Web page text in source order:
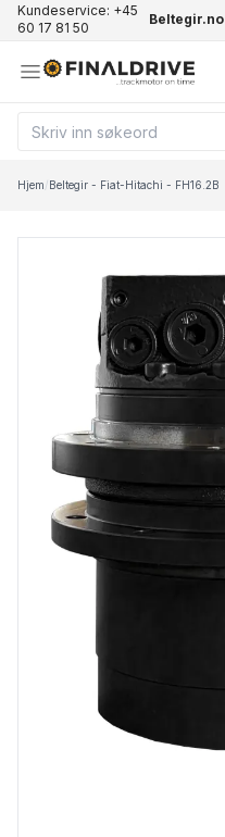
Kundeservice: +45
60 17 81 50
Beltegir.no
Hjem/Beltegir - Fiat-Hitachi - FH16.2B